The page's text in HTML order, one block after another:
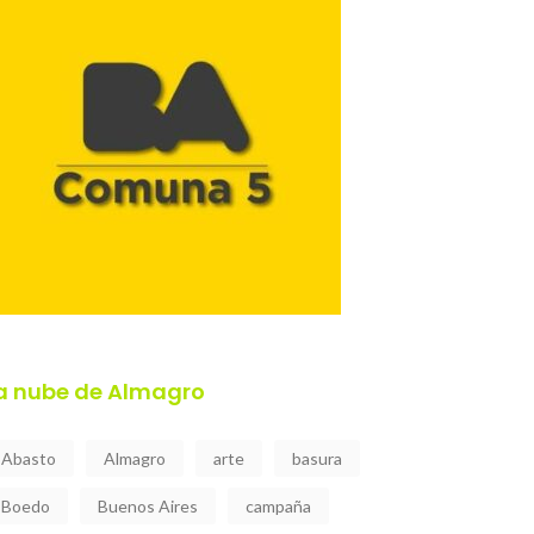
nube de Almagro
Abasto Almagro arte basura
Boedo Buenos Aires campaña